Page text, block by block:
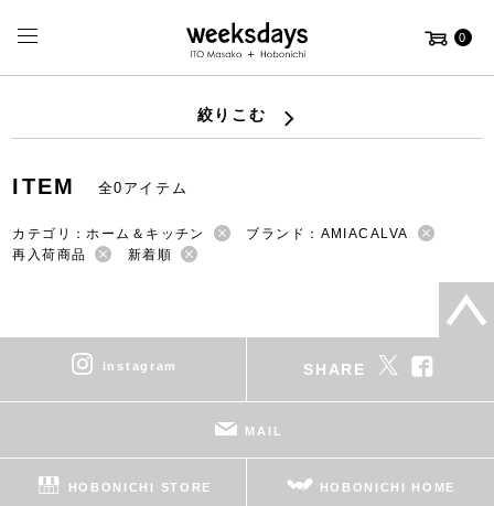
0
絞りこむ
ITEM 全0アイテム
カテゴリ：ホーム＆キッチン
ブランド：AMIACALVA
再入荷商品
新着順
instagram SHARE
MAIL
HOBONICHI STORE HOBONICHI HOME